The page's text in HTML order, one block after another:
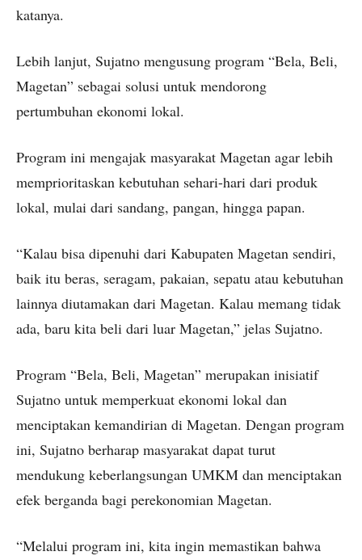
katanya.
Lebih lanjut, Sujatno mengusung program “Bela, Beli,
Magetan” sebagai solusi untuk mendorong
pertumbuhan ekonomi lokal.
Program ini mengajak masyarakat Magetan agar lebih
memprioritaskan kebutuhan sehari-hari dari produk
lokal, mulai dari sandang, pangan, hingga papan.
“Kalau bisa dipenuhi dari Kabupaten Magetan sendiri,
baik itu beras, seragam, pakaian, sepatu atau kebutuhan
lainnya diutamakan dari Magetan. Kalau memang tidak
ada, baru kita beli dari luar Magetan,” jelas Sujatno.
Program “Bela, Beli, Magetan” merupakan inisiatif
Sujatno untuk memperkuat ekonomi lokal dan
menciptakan kemandirian di Magetan. Dengan program
ini, Sujatno berharap masyarakat dapat turut
mendukung keberlangsungan UMKM dan menciptakan
efek berganda bagi perekonomian Magetan.
“Melalui program ini, kita ingin memastikan bahwa